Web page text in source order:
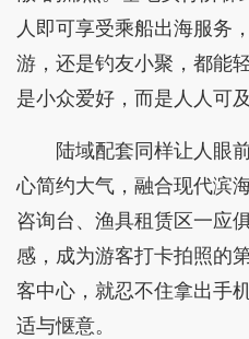
人即可享受乘船出海服务
游，还是钓友小聚，都能
是小众爱好，而是人人可
陆域配套同样让人眼
心简约大气，融合现代滨
咨询台、渔具租赁区一应
感，成为游客打卡拍照的
客中心，就忍不住拿出手
适与惬意。